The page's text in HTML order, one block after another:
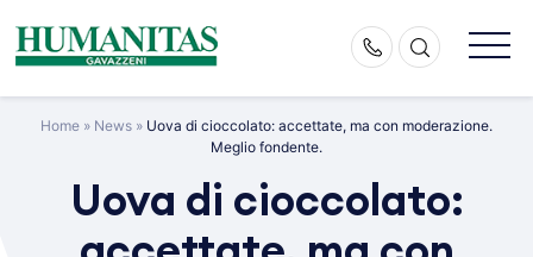
content
Home » News » Uova di cioccolato: accettate, ma con moderazione.
Meglio fondente.
Uova di cioccolato: